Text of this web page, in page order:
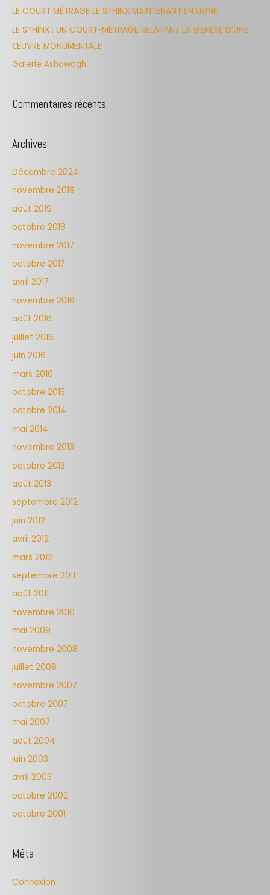
o
r
:
LE COURT MÉTRAGE LE SPHINX MAINTENANT EN LIGNE
LE SPHINX : UN COURT-MÉTRAGE RELATANT LA GENÈSE D’UNE
ŒUVRE MONUMENTALE
Galerie Ashawagh
Commentaires récents
Archives
Décembre 2024
novembre 2019
août 2019
octobre 2018
novembre 2017
octobre 2017
avril 2017
novembre 2016
août 2016
juillet 2016
juin 2016
mars 2016
octobre 2015
octobre 2014
mai 2014
novembre 2013
octobre 2013
août 2013
septembre 2012
juin 2012
avril 2012
mars 2012
septembre 2011
août 2011
novembre 2010
mai 2009
novembre 2008
juillet 2008
novembre 2007
octobre 2007
mai 2007
août 2004
juin 2003
avril 2003
octobre 2002
octobre 2001
Méta
Connexion